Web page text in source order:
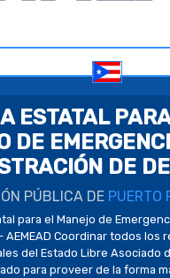
ESTATAL
DE
DE
PÚBLICA DE PUERTO
para el Manejo de
AEMEAD Coordinar todos los
del Estado Libre Asociado
para proveer de la forma